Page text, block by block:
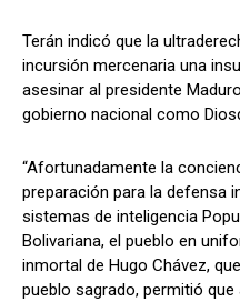
Terán indicó que la
incursión mercenaria una
asesinar al presidente
gobierno nacional como
“Afortunadamente la
preparación para la defensa
sistemas de inteligencia
Bolivariana, el pueblo en
inmortal de Hugo Chávez,
pueblo sagrado, permitió